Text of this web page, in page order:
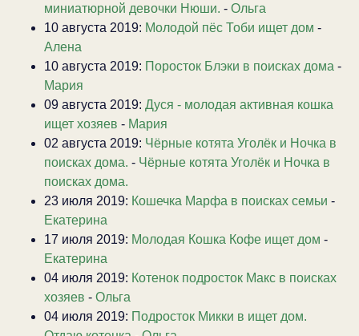
миниатюрной девочки Нюши. - Ольга
10 августа 2019: Молодой пёс Тоби ищет дом -
Алена
10 августа 2019: Поросток Блэки в поисках дома -
Мария
09 августа 2019: Дуся - молодая активная кошка
ищет хозяев - Мария
02 августа 2019: Чёрные котята Уголёк и Ночка в
поисках дома. - Чёрные котята Уголёк и Ночка в
поисках дома.
23 июля 2019: Кошечка Марфа в поисках семьи -
Екатерина
17 июля 2019: Молодая Кошка Кофе ищет дом -
Екатерина
04 июля 2019: Котенок подросток Макс в поисках
хозяев - Ольга
04 июля 2019: Подросток Микки в ищет дом.